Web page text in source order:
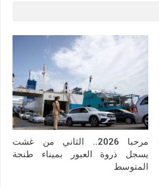
مرحبا 2026.. الثاني من غشت
يسجل ذروة العبور بميناء طنجة
المتوسط